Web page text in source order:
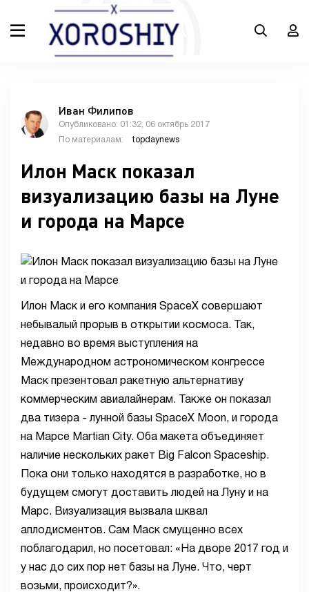
Иван Филипов
Опубликовано: 01:32, 06 октябрь 2017
По материалам:
topdaynews
Илон Маск показал
визуализацию базы на Луне
и города на Марсе
Илон Маск и его компания SpaceX совершают
небывалый прорыв в открытии космоса. Так,
недавно во время выступления на
Международном астрономическом конгрессе
Маск презентовал ракетную альтернативу
коммерческим авиалайнерам. Также он показал
два тизера - лунной базы SpaceX Moon, и города
на Марсе Martian City. Оба макета объединяет
наличие нескольких ракет Big Falcon Spaceship.
Пока они только находятся в разработке, но в
будущем смогут доставить людей на Луну и на
Марс. Визуализация вызвала шквал
аплодисментов. Сам Маск смущенно всех
поблагодарил, но посетовал: «На дворе 2017 год и
у нас до сих пор нет базы на Луне. Что, черт
возьми, происходит?».